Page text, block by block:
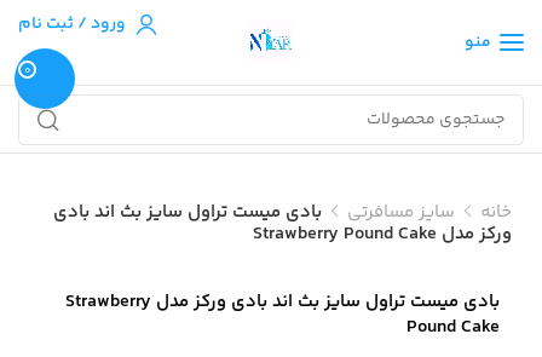
منو
ورود / ثبت نام
0
خانه سایز مسافرتی بادی میست تراول سایز بث اند بادی
ورکز مدل Strawberry Pound Cake
بادی میست تراول سایز بث اند بادی ورکز مدل Strawberry
Pound Cake